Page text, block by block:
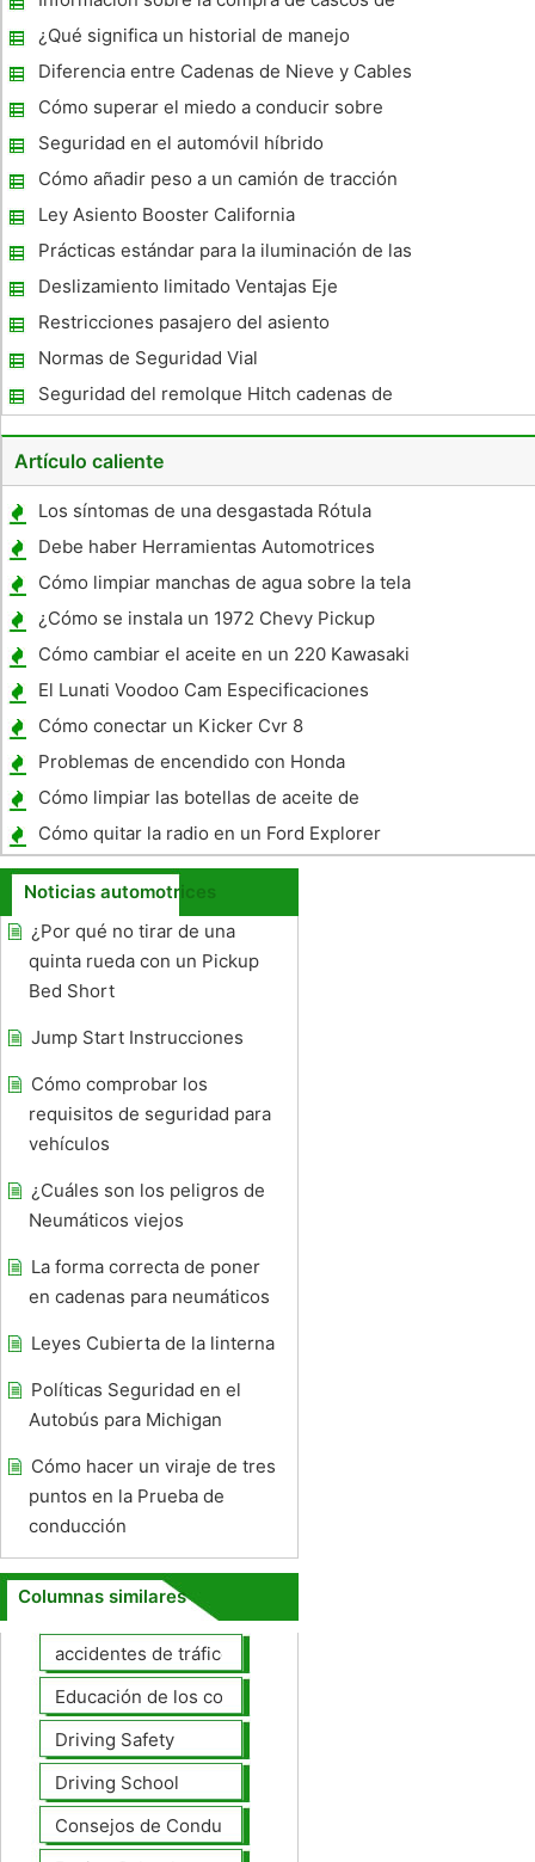
La ley de la cadena de neumáticos de Washington diferencia
entre lo
moto
¿Qué significa un historial de manejo
limpio?
Diferencia entre Cadenas de Nieve y Cables
nieve
Cómo superar el miedo a conducir sobre
puentes
Seguridad en el automóvil híbrido
Cómo añadir peso a un camión de tracción
Ley Asiento Booster California
Prácticas estándar para la iluminación de las
carreteras
Deslizamiento limitado Ventajas Eje
Restricciones pasajero del asiento
delantero
Normas de Seguridad Vial
Seguridad del remolque Hitch cadenas de
arrastre
Artículo caliente
Los síntomas de una desgastada Rótula
superior en un Mustang
Debe haber Herramientas Automotrices
Cómo limpiar manchas de agua sobre la tela
de los asientos de un Dodge Ram 2006
¿Cómo se instala un 1972 Chevy Pickup
Heater Core?
Cómo cambiar el aceite en un 220 Kawasaki
Bayou
El Lunati Voodoo Cam Especificaciones
Cómo conectar un Kicker Cvr 8
Problemas de encendido con Honda
Motorcycle
Cómo limpiar las botellas de aceite de
motor de plástico
Cómo quitar la radio en un Ford Explorer
2002
Noticias automotrices
¿Por qué no tirar de una
quinta rueda con un Pickup
Bed Short
Jump Start Instrucciones
Cómo comprobar los
requisitos de seguridad para
vehículos
¿Cuáles son los peligros de
Neumáticos viejos
La forma correcta de poner
en cadenas para neumáticos
Leyes Cubierta de la linterna
Políticas Seguridad en el
Autobús para Michigan
Cómo hacer un viraje de tres
puntos en la Prueba de
conducción
Columnas similares
accidentes de tráfico
Educación de los conductores
Driving Safety
Driving School
Consejos de Conducción